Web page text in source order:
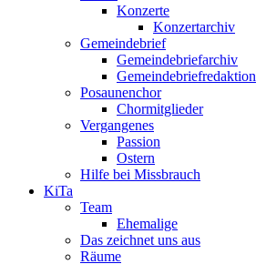
Konzerte
Konzertarchiv
Gemeindebrief
Gemeindebriefarchiv
Gemeindebriefredaktion
Posaunenchor
Chormitglieder
Vergangenes
Passion
Ostern
Hilfe bei Missbrauch
KiTa
Team
Ehemalige
Das zeichnet uns aus
Räume